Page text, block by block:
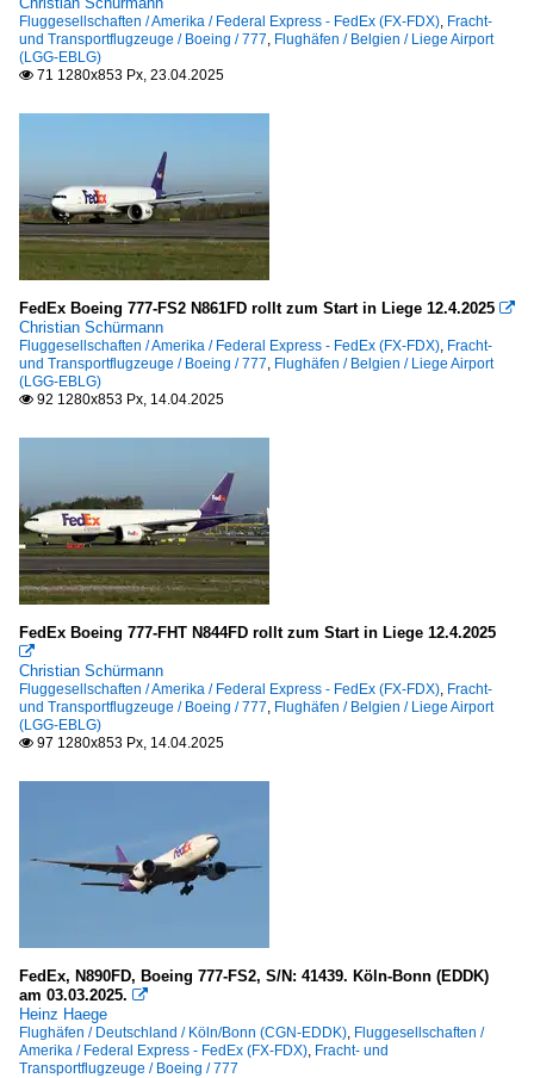
Sonstige
Sportflugzeuge
Cessna, 208 (Caravan)
Militärflugzeuge
McDonnell Douglas
KDC-10
Passagierflugzeuge
A 300-
A 310-
ATR (Avions de Transport Regional)
42/72
Boeing
Do-328
MD 11
Fluggesellschaften / Amerika / Federal Express - FedEx (FX-FDX), Fracht-
und Transportflugzeuge / Boeing / 777, Flughäfen / Belgien / Liege Airport
(LGG-EBLG)
 71 1280x853 Px, 23.04.2025
FedEx Boeing 777-FS2 N861FD rollt zum Start in Liege 12.4.2025 
Christian Schürmann
Fluggesellschaften / Amerika / Federal Express - FedEx (FX-FDX), Fracht-
und Transportflugzeuge / Boeing / 777, Flughäfen / Belgien / Liege Airport
(LGG-EBLG)
 92 1280x853 Px, 14.04.2025
FedEx Boeing 777-FHT N844FD rollt zum Start in Liege 12.4.2025

Christian Schürmann
Fluggesellschaften / Amerika / Federal Express - FedEx (FX-FDX), Fracht-
und Transportflugzeuge / Boeing / 777, Flughäfen / Belgien / Liege Airport
(LGG-EBLG)
 97 1280x853 Px, 14.04.2025
FedEx, N890FD, Boeing 777-FS2, S/N: 41439. Köln-Bonn (EDDK)
am 03.03.2025. 
Heinz Haege
Flughäfen / Deutschland / Köln/Bonn (CGN-EDDK), Fluggesellschaften /
Amerika / Federal Express - FedEx (FX-FDX), Fracht- und
Transportflugzeuge / Boeing / 777